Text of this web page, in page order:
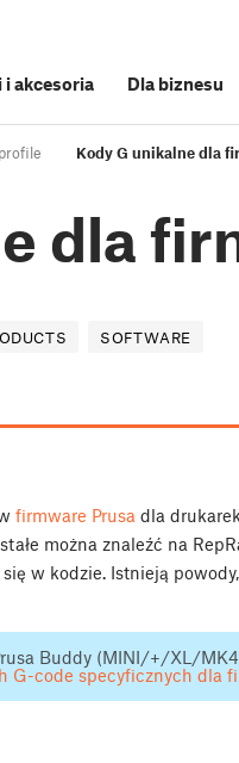
i akcesoria Dla biznesu
Kody G unikalne dla
dla
SOFTWARE
firmware Prusa dla
można znaleźć na
w kodzie. Istnieją
Buddy (MINI/+/XL/
G-code specyficznych dla